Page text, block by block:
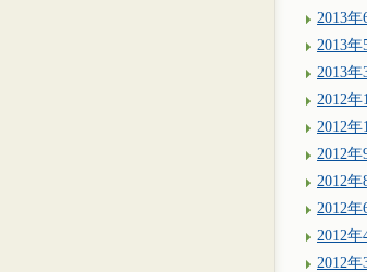
2013年
2013年
2013年
2012年
2012年
2012年
2012年
2012年
2012年
2012年